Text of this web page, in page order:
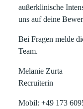
außerklinische
uns auf deine
Bei Fragen melde
Team.
Melanie Zurta
Recruiterin
Mobil: +49 173